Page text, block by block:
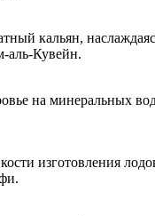
кальян,
аль-Кувейн.
на минеральных
изготовления